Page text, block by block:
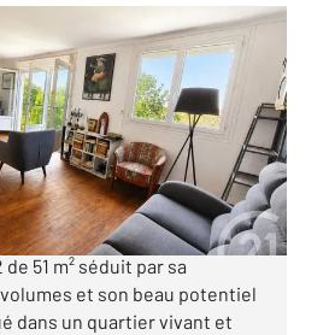
F4 à vendre
€
résidence agréable, cet
51 m² séduit par sa
et son beau potentiel
dans un quartier vivant et